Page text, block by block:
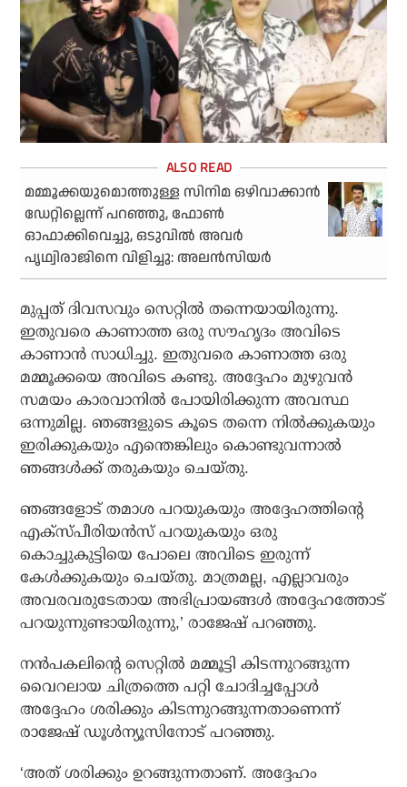
മമ്മൂക്കയുമൊത്തുള്ള സിനിമ ഒഴിവാക്കാന്‍
ഡേറ്റില്ലെന്ന് പറഞ്ഞു, ഫോണ്‍
ഓഫാക്കിവെച്ചു, ഒടുവില്‍ അവര്‍
പൃഥ്വിരാജിനെ വിളിച്ചു: അലന്‍സിയര്‍
മുപ്പത് ദിവസവും സെറ്റില്‍ തന്നെയായിരുന്നു.
ഇതുവരെ കാണാത്ത ഒരു സൗഹൃദം അവിടെ
കാണാന്‍ സാധിച്ചു. ഇതുവരെ കാണാത്ത ഒരു
മമ്മൂക്കയെ അവിടെ കണ്ടു. അദ്ദേഹം മുഴുവന്‍
സമയം കാരവാനില്‍ പോയിരിക്കുന്ന അവസ്ഥ
ഒന്നുമില്ല. ഞങ്ങളുടെ കൂടെ തന്നെ നില്‍ക്കുകയും
ഇരിക്കുകയും എന്തെങ്കിലും കൊണ്ടുവന്നാല്‍
ഞങ്ങള്‍ക്ക് തരുകയും ചെയ്തു.
ഞങ്ങളോട് തമാശ പറയുകയും അദ്ദേഹത്തിന്റെ
എക്സ്പീരിയന്‍സ് പറയുകയും ഒരു
കൊച്ചുകുട്ടിയെ പോലെ അവിടെ ഇരുന്ന്
കേള്‍ക്കുകയും ചെയ്തു. മാത്രമല്ല, എല്ലാവരും
അവരവരുടേതായ അഭിപ്രായങ്ങള്‍ അദ്ദേഹത്തോട്
പറയുന്നുണ്ടായിരുന്നു,’ രാജേഷ് പറഞ്ഞു.
നന്‍പകലിന്റെ സെറ്റില്‍ മമ്മൂട്ടി കിടന്നുറങ്ങുന്ന
വൈറലായ ചിത്രത്തെ പറ്റി ചോദിച്ചപ്പോള്‍
അദ്ദേഹം ശരിക്കും കിടന്നുറങ്ങുന്നതാണെന്ന്
രാജേഷ് ഡൂള്‍ന്യൂസിനോട് പറഞ്ഞു.
‘അത് ശരിക്കും ഉറങ്ങുന്നതാണ്. അദ്ദേഹം